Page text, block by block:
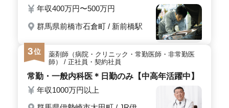
年収400万円〜500万円
群馬県前橋市石倉町 / 新前橋駅
3位
薬剤師（病院・クリニック・常勤医師・非常勤医
師） / 正社員・契約社員
常勤・一般内科医＊日勤のみ【中高年活躍中】
年収1000万円以上